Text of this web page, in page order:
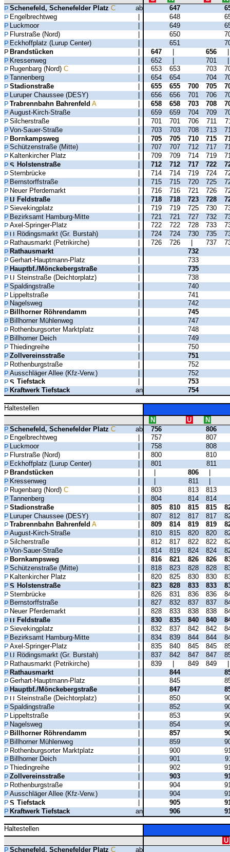
Schenefeld, Schenefelder Platz C ab 647
Engelbrechtweg
648
Luckmoor
649
Flurstraße (Nord)
650
Eckhoffplatz (Lurup Center)
| 651
Brandstücken
| 647 | 656
Kressenweg
| 652 | 701
Rugenbarg (Nord)C 653 653 703
Tannenberg
654 654 704
Stadionstraße
655 655 700 705
Luruper Chaussee (DESY)
656 656 701 706
Trabrennbahn Bahrenfeld A 658 658 703 708
August-Kirch-Straße
659 659 704 709
Silcherstraße
701 701 706 711
Von-Sauer-Straße
| 703 703 708 713
Bornkampsweg
| 705 705 710 715
Schützenstraße (Mitte)
707 707 712 717
Kaltenkircher Platz
709 709 714 719
Holstenstraße
712 712 717 722
Sternbrücke
714 714 719 724
Bernstorffstraße
715 715 720 725
Neuer Pferdemarkt
716 716 721 726
Feldstraße
718 718 723 728
Sievekingplatz
| 719 719 725 730
Bezirksamt Hamburg-Mitte
| 721 721 727 732
Axel-Springer-Platz
722 722 728 733
Rödingsmarkt (Gr. Burstah)
724 724 730 735
Rathausmarkt (Petrikirche)
726 726 737
Rathausmarkt
732
Gerhart-Hauptmann-Platz
733
Hauptbf./Mönckebergstraße
735
Steinstraße (Deichtorplatz)
738
Spaldingstraße
|
740
Lippeltstraße
|
741
Nagelsweg
742
Billhorner Röhrendamm
745
Billhorner Mühlenweg
747
Rothenburgsorter Marktplatz
748
Billhorner Deich
749
Thiedingreihe
750
Zollvereinsstraße
751
Rothenburgstraße
|
752
Ausschläger Allee (Kfz-Verw.)
|
752
Tiefstack
753
Kraftwerk Tiefstack
an 754
Haltestellen
N
U
N
Schenefeld, Schenefelder Platz C ab 756
806
Engelbrechtweg
757
807
Luckmoor
758
808
Flurstraße (Nord)
800
810
Eckhoffplatz (Lurup Center)
801
811
Brandstücken
806
Kressenweg
811
Rugenbarg (Nord)C 803 813
813
Tannenberg
| 804 814
814
Stadionstraße
| 805 810 815 815
Luruper Chaussee (DESY)
| 807 812 817 817
Trabrennbahn Bahrenfeld A 809 814 819 819
August-Kirch-Straße
810 815 820 820
Silcherstraße
812 817 822 822
Von-Sauer-Straße
814 819 824 824
Bornkampsweg
816 821 826 826
Schützenstraße (Mitte)
818 823 828 828
Kaltenkircher Platz
| 820 825 830 830
Holstenstraße
| 823 828 833 833
Sternbrücke
| 826 831 836 836
Bernstorffstraße
827 832 837 837
Neuer Pferdemarkt
828 833 838 838
Feldstraße
830 835 840 840
Sievekingplatz
832 837 842 842
Bezirksamt Hamburg-Mitte
834 839 844 844
Axel-Springer-Platz
835 840 845 845
Rödingsmarkt (Gr. Burstah)
837 842 847 847
Rathausmarkt (Petrikirche)
| 839 | 849 849
Rathausmarkt
| 844
Gerhart-Hauptmann-Platz
845
Hauptbf./Mönckebergstraße
847
Steinstraße (Deichtorplatz)
850
Spaldingstraße
852
Lippeltstraße
853
Nagelsweg
854
Billhorner Röhrendamm
857
Billhorner Mühlenweg
| 859
Rothenburgsorter Marktplatz
| 900
Billhorner Deich
901
Thiedingreihe
902
Zollvereinsstraße
903
Rothenburgstraße
904
Ausschläger Allee (Kfz-Verw.)
904
Tiefstack
905
Kraftwerk Tiefstack
an 906
Haltestellen
U
Schenefeld, Schenefelder Platz C ab